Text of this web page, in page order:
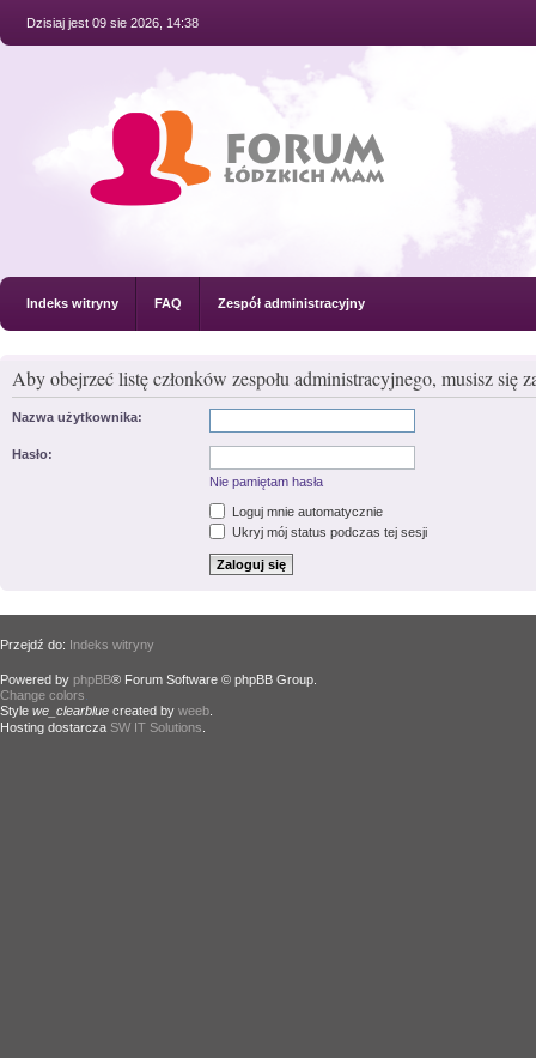
Dzisiaj jest 09 sie 2026, 14:38
Indeks witryny FAQ Zespół administracyjny
Aby obejrzeć listę członków zespołu administracyjnego, musisz się
Nazwa użytkownika:
Hasło:
Nie pamiętam hasła
Loguj mnie automatycznie
Ukryj mój status podczas tej sesji
Przejdź do: Indeks witryny
Powered by phpBB® Forum Software © phpBB Group.
Change colors
Style we_clearblue created by weeb
Hosting dostarcza SW IT Solutions